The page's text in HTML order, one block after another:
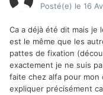
Posté(e) le 16
Ca a déjà été dit mais je
est le même que les
pattes de fixation
exactement je ne suis
faite chez alfa pour mon
expliquer précisément